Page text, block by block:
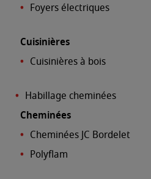
Foyers électriques
Cuisinières
Cuisinières à bois
Habillage cheminées
Cheminées
Cheminées JC Bordelet
Polyflam